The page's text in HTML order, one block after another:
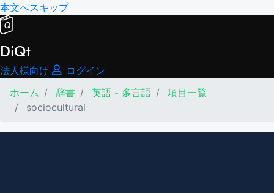
本文へスキップ
DiQt
法人様向け
ログイン
ホーム
辞書 英語 - 多言語
項目一覧
sociocultural